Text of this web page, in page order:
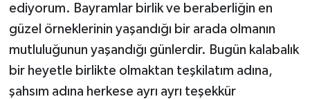
ediyorum. Bayramlar birlik ve beraberliğin en
güzel örneklerinin yaşandığı bir arada olmanın
mutluluğunun yaşandığı günlerdir. Bugün kalabalık
bir heyetle birlikte olmaktan teşkilatım adına,
şahsım adına herkese ayrı ayrı teşekkür